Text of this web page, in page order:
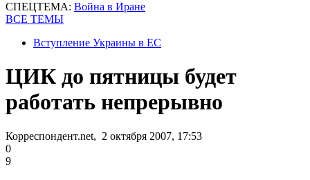
СПЕЦТЕМА: Война в Иране
ВСЕ ТЕМЫ
Вступление Украины в ЕС
ЦИК до пятницы будет
работать непрерывно
Корреспондент.net, 2 октября 2007, 17:53
0
9